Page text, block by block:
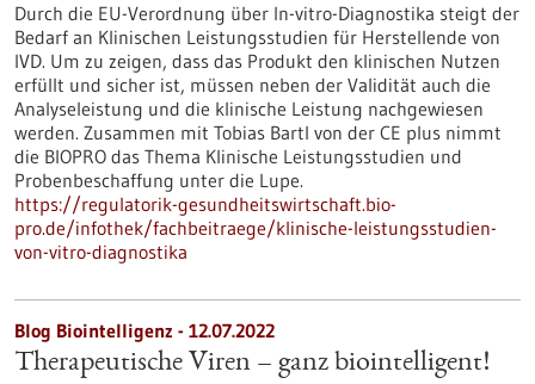
Durch die EU-Verordnung über In-vitro-Diagnostika steigt der
Bedarf an Klinischen Leistungsstudien für Herstellende von
IVD. Um zu zeigen, dass das Produkt den klinischen Nutzen
erfüllt und sicher ist, müssen neben der Validität auch die
Analyseleistung und die klinische Leistung nachgewiesen
werden. Zusammen mit Tobias Bartl von der CE plus nimmt
die BIOPRO das Thema Klinische Leistungsstudien und
Probenbeschaffung unter die Lupe.
https://regulatorik-gesundheitswirtschaft.bio-
pro.de/infothek/fachbeitraege/klinische-leistungsstudien-
von-vitro-diagnostika
Blog Biointelligenz - 12.07.2022
Therapeutische Viren – ganz biointelligent!